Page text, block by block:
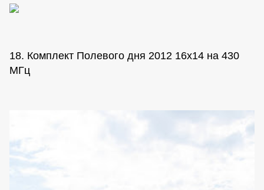
18. Комплект Полевого дня 2012 16х14 на 430
МГц